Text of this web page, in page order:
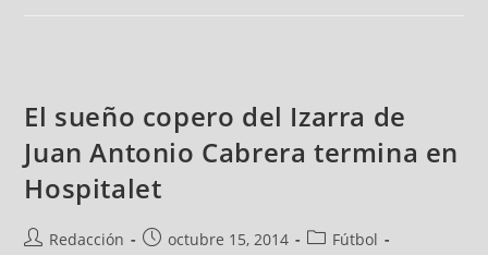
El sueño copero del Izarra de
Juan Antonio Cabrera termina en
Hospitalet
Redacción octubre 15, 2014
Fútbol